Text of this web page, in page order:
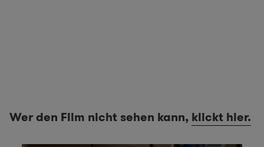
Wer den Film nicht sehen kann, klickt hier.